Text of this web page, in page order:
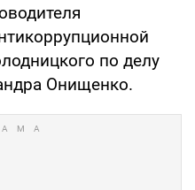
по делу
Онищенко.